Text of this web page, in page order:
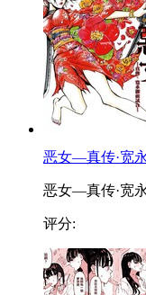
恶女—真传·宽
恶女—真传·宽
评分: